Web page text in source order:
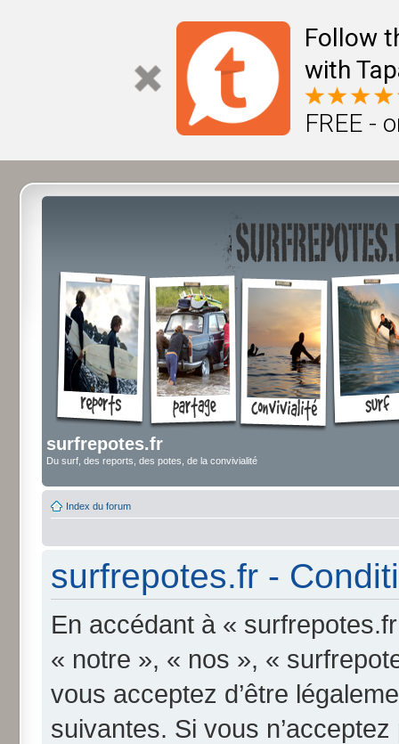
Follow
with
FREE -
surfrepotes.fr
Du surf, des reports, des potes, de la convivialité
Index du forum
surfrepotes.fr -
En accédant à «
« notre », « nos », «
vous acceptez d’être
suivantes. Si vous